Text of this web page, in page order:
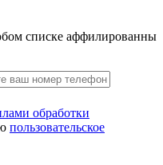
списке аффилированны
обработки
пользовательское